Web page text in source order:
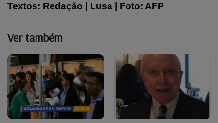
Textos: Redação | Lusa | Foto: AFP
Ver também